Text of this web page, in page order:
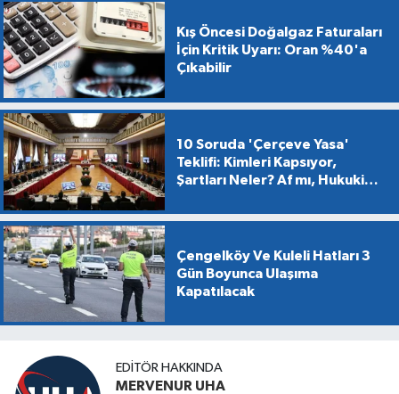
Kış Öncesi Doğalgaz Faturaları
İçin Kritik Uyarı: Oran %40'a
Çıkabilir
10 Soruda 'Çerçeve Yasa'
Teklifi: Kimleri Kapsıyor,
Şartları Neler? Af mı, Hukuki
Çengelköy Ve Kuleli Hatları 3
Gün Boyunca Ulaşıma
Kapatılacak
EDITÖR HAKKINDA
MERVENUR UHA